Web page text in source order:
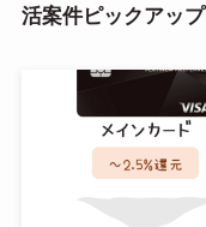
活案件ピックアップ